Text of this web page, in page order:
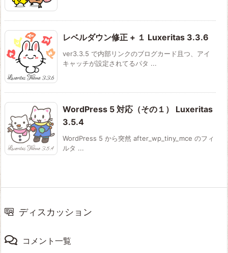
レベルダウン修正 + １ Luxeritas 3.3.6
ver3.3.5 で内部リンクのブログカード且つ、アイ
キャッチが設定されてるパタ ...
WordPress 5 対応（その１） Luxeritas
3.5.4
WordPress 5 から突然 after_wp_tiny_mce のフィ
ルタ ...
ディスカッション
コメント一覧